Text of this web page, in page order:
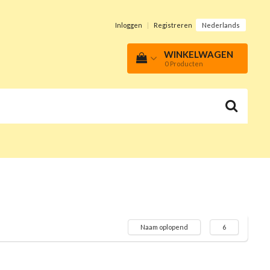
Inloggen | Registreren Nederlands
WINKELWAGEN
0 Producten
Naam oplopend 6